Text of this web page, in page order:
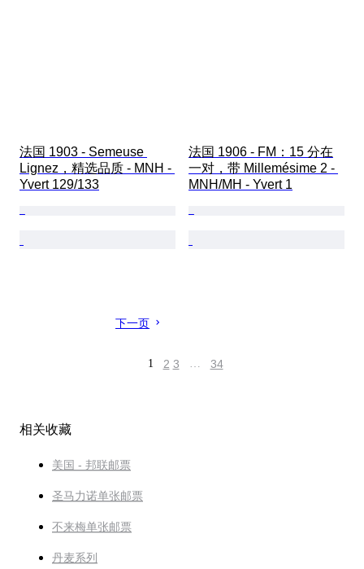
法国 1903 - Semeuse
Lignez，精选品质 - MNH -
Yvert 129/133
法国 1906 - FM：15 分在
一对，带 Millemésime 2 -
MNH/MH - Yvert 1
下一页
1 2 3 … 34
相关收藏
美国 - 邦联邮票
圣马力诺单张邮票
不来梅单张邮票
丹麦系列